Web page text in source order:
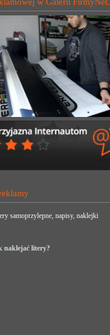
samoprzylepne, napisy, naklejki
naklejać litery?